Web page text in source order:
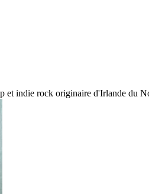
indie rock originaire d'Irlande du